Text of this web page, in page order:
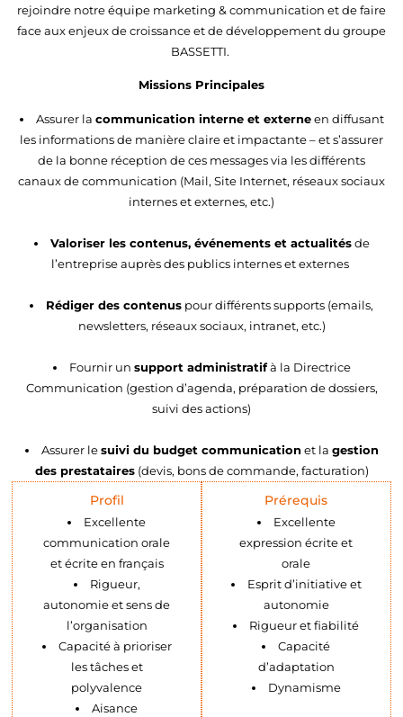
rejoindre notre équipe marketing & communication et de faire
face aux enjeux de croissance et de développement du groupe
BASSETTI.
Missions Principales
Assurer la communication interne et externeen diffusant
les informations de manière claire et impactante – et s’assurer
de la bonne réception de ces messages via les différents
canaux de communication (Mail, Site Internet, réseaux sociaux
internes et externes, etc.)
Valoriser les contenus, événements et actualitésde
l’entreprise auprès des publics internes et externes
Rédiger des contenus pour différents supports (emails,
newsletters, réseaux sociaux, intranet, etc.)
Fournir un support administratifà la Directrice
Communication (gestion d’agenda, préparation de dossiers,
suivi des actions)
Assurer lesuivi du budget communicationet la gestion
des prestataires(devis, bons de commande, facturation)
Profil
Excellente
communication orale
et écrite en français
Rigueur,
autonomie et sens de
l’organisation
Capacité à prioriser
les tâches et
polyvalence
Aisance
Prérequis
Excellente
expression écrite et
orale
Esprit d’initiative et
autonomie
Rigueur et fiabilité
Capacité
d’adaptation
Dynamisme